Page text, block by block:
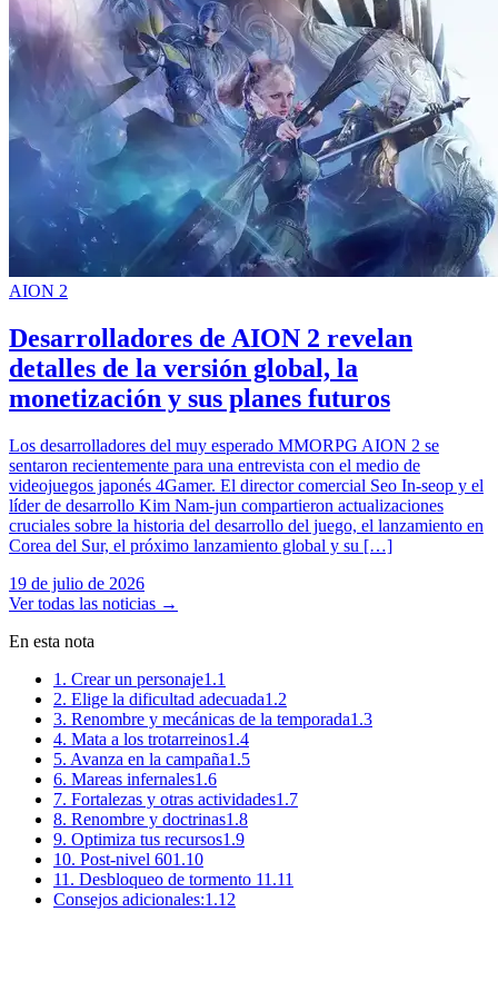
AION 2
Desarrolladores de AION 2 revelan
detalles de la versión global, la
monetización y sus planes futuros
Los desarrolladores del muy esperado MMORPG AION 2 se
sentaron recientemente para una entrevista con el medio de
videojuegos japonés 4Gamer. El director comercial Seo In-seop y el
líder de desarrollo Kim Nam-jun compartieron actualizaciones
cruciales sobre la historia del desarrollo del juego, el lanzamiento en
Corea del Sur, el próximo lanzamiento global y su […]
19 de julio de 2026
Ver todas las noticias →
En esta nota
1. Crear un personaje1.1
2. Elige la dificultad adecuada1.2
3. Renombre y mecánicas de la temporada1.3
4. Mata a los trotarreinos1.4
5. Avanza en la campaña1.5
6. Mareas infernales1.6
7. Fortalezas y otras actividades1.7
8. Renombre y doctrinas1.8
9. Optimiza tus recursos1.9
10. Post-nivel 601.10
11. Desbloqueo de tormento 11.11
Consejos adicionales:1.12